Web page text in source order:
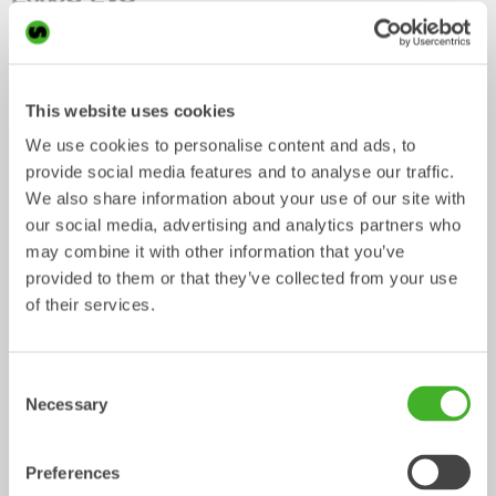
This website uses cookies
We use cookies to personalise content and ads, to
provide social media features and to analyse our traffic.
We also share information about your use of our site with
our social media, advertising and analytics partners who
may combine it with other information that you’ve
provided to them or that they’ve collected from your use
of their services.
Selection
Necessary
Preferences
CUSTOM BUILD
Skopa
Planerskopor